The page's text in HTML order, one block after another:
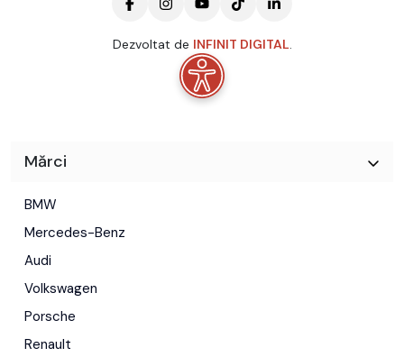
Dezvoltat de INFINIT DIGITAL.
Mărci
BMW
Mercedes-Benz
Audi
Volkswagen
Porsche
Renault